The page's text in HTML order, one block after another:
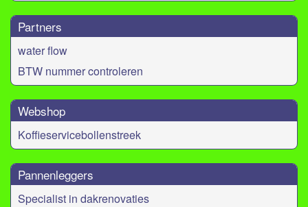
Partners
water flow
BTW nummer controleren
Webshop
Koffieservicebollenstreek
Pannenleggers
Specialist in dakrenovaties